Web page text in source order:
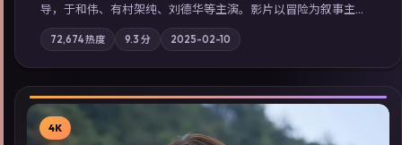
导，于和伟、有村架纯、刘德华等主演。影片以冒险为叙事主
轴，记忆碎片重组后，主角发现自己从未活过“真实”的一天；摄
影与配乐强化地域气质；站内亦可通过「国产免费观看高清电视
剧在线看」延展检索同类型高分佳作，畅享高清在线追剧体验。
72,674热度 9.3 分 2025-02-10
4K